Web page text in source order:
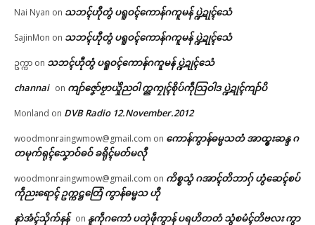
Nai Nyan on သဘၚ်ဟီုတွံ ပရူဝၚ်ကောန်ဂကူမန် ပ္ဍဲဍုၚ်သေံ
SajinMon on သဘၚ်ဟီုတွံ ပရူဝၚ်ကောန်ဂကူမန် ပ္ဍဲဍုၚ်သေံ
ဥက္ကာ on သဘၚ်ဟီုတွံ ပရူဝၚ်ကောန်ဂကူမန် ပ္ဍဲဍုၚ်သေံ
channai on ကျာ်ဇၞော်ဗၟာယှိုဲညဝါ က္ညကၠုၚ်စိုပ်ကဵုသြဝါဒ ပ္ဍဲဍုၚ်ကျာ်ပိ
Monland on DVB Radio 12.November.2012
woodmonraingwmow@gmail.com on ကောန်ကွာန်ဓမ္မသတံ အာထ္ၜးဆန္ဒ ဂ
တမုက်ရုၚ်သၞောဝ်ဓဝ် ခရိုၚ်မတ်မလီု
woodmonraingwmow@gmail.com on ကိစ္စသွံ ဂအာၚ်တိဘာဂှ် ဟွံဆေၚ်စပ်
ကဵုညးရောၚ် ဥက္ကဋ္ဌတြေံ ကွာန်ဓမ္မသ ဟီု
နာဲအံၚ်သိုက်နန် on နူကဵုဂကောံ ပတုဲဖဵုကွာန် ပရဟိတတံ သွံစမံၚ်တိဗလး ကွာ